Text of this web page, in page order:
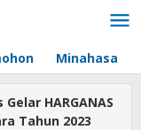
Minahasa
HARGANAS
Tahun 2023